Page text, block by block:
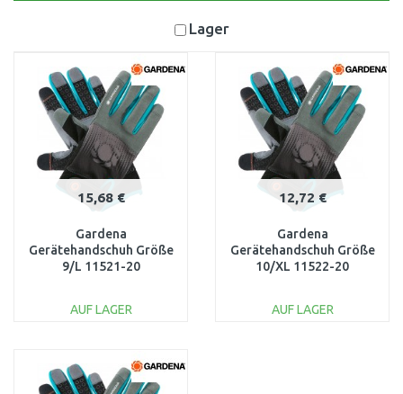
Lager
15,68 €
Gardena
Gerätehandschuh Größe
9/L 11521-20
AUF LAGER
Vergleichen
12,72 €
Gardena
Gerätehandschuh Größe
10/XL 11522-20
AUF LAGER